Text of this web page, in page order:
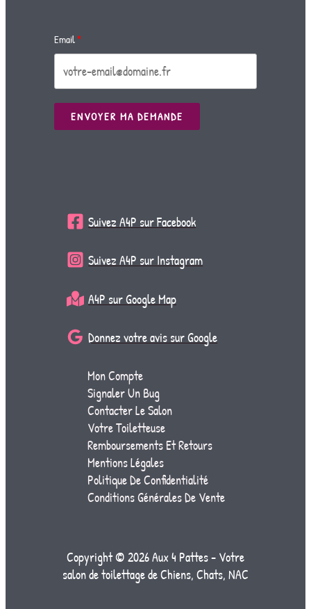
Email
ENVOYER MA DEMANDE
Suivez A4P sur Facebook
Suivez A4P sur Instagram
A4P sur Google Map
Donnez votre avis sur Google
Mon Compte
Signaler Un Bug
Contacter Le Salon
Votre Toiletteuse
Remboursements Et Retours
Mentions Légales
Politique De Confidentialité
Conditions Générales De Vente
Copyright © 2026 Aux 4 Pattes - Votre
salon de toilettage de Chiens, Chats, NAC